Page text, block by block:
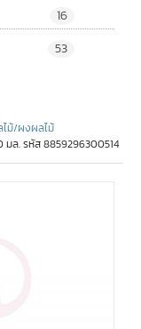
16
53
ไม้/ผงผลไม้
มล. รหัส 8859296300514